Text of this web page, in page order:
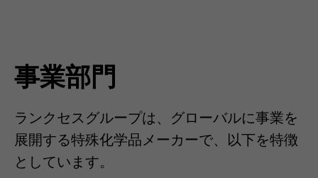
事業部門
ランクセスグループは、グローバルに事業を
展開する特殊化学品メーカーで、以下を特徴
としています。